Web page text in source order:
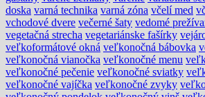
doska varná technika varná zóna včelí med
vchodové dvere večerné šaty vedomé
vegetačná strecha vegetariánske fašírky
veľkoformátové okná veľkonočná bábovka
veľkonočná vianočka veľkonočné menu
veľkonočné pečenie veľkonočné sviatky
veľkonočné vajíčka veľkonočné zvyky